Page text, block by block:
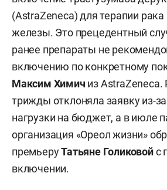
(AstraZeneca) для терапии
железы. Это прецедентный
ранее препараты не
включению по конкретному
Максим Химич из AstraZeneca.
трижды отклоняла заявку из-
нагрузки на бюджет, а в июле
организация «Ореол жизни»
премьеруТатьяне Голиковойс
включении.